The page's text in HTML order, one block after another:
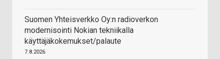
Suomen Yhteisverkko Oy:n radioverkon
modernisointi Nokian tekniikalla
käyttäjäkokemukset/palaute
7.8.2026